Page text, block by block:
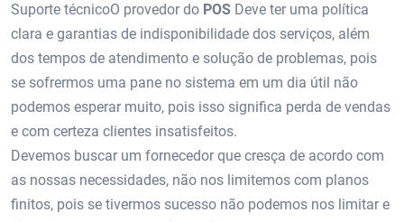
Suporte técnicoO provedor do POS Deve ter uma política
clara e garantias de indisponibilidade dos serviços, além
dos tempos de atendimento e solução de problemas, pois
se sofrermos uma pane no sistema em um dia útil não
podemos esperar muito, pois isso significa perda de vendas
e com certeza clientes insatisfeitos.
Devemos buscar um fornecedor que cresça de acordo com
as nossas necessidades, não nos limitemos com planos
finitos, pois se tivermos sucesso não podemos nos limitar e